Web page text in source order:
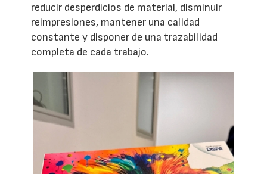
reducir desperdicios de material, disminuir
reimpresiones, mantener una calidad
constante y disponer de una trazabilidad
completa de cada trabajo.